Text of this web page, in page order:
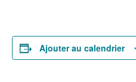
Ajouter au calendrier